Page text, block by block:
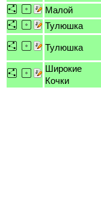
Малой
Тулюшка
Тулюшка
Широкие
Кочки